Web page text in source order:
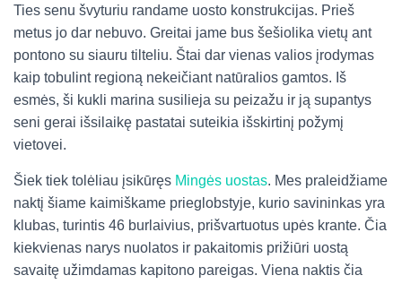
Ties senu švyturiu randame uosto konstrukcijas. Prieš
metus jo dar nebuvo. Greitai jame bus šešiolika vietų ant
pontono su siauru tilteliu. Štai dar vienas valios įrodymas
kaip tobulint regioną nekeičiant natūralios gamtos. Iš
esmės, ši kukli marina susilieja su peizažu ir ją supantys
seni gerai išsilaikę pastatai suteikia išskirtinį požymį
vietovei.
Šiek tiek tolėliau įsikūręs Mingės uostas. Mes praleidžiame
naktį šiame kaimiškame prieglobstyje, kurio savininkas yra
klubas, turintis 46 burlaivius, prišvartuotus upės krante. Čia
kiekvienas narys nuolatos ir pakaitomis prižiūri uostą
savaitę užimdamas kapitono pareigas. Viena naktis čia